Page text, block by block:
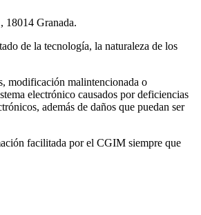
18014 Granada.
de la tecnología, la naturaleza de los
modificación malintencionada o
electrónico causados por deficiencias
además de daños que puedan ser
facilitada por el CGIM siempre que